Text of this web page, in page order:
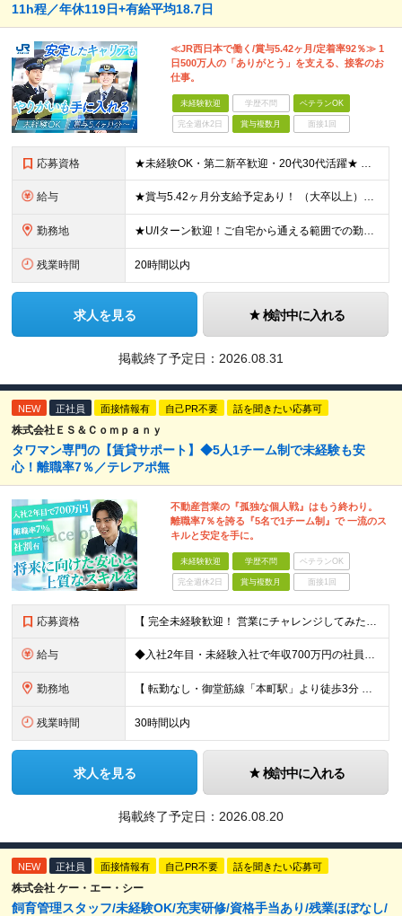
11h程／年休119日+有給平均18.7日
≪JR西日本で働く/賞与5.42ヶ月/定着率92％≫ 1
日500万人の「ありがとう」を支える、接客のお
仕事。
未経験歓迎 学歴不問 ベテランOK
完全週休2日 賞与複数月 面接1回
応募資格 ★未経験OK・第二新卒歓迎・20代30代活躍★ ☆高卒以上 ☆社会人経験（就労経験）がある方 業界・ポジション・年数は不問です！ 「誰もが知る大手企業で働きたい」 「1人より、チームで仕事がした
給与 ★賞与5.42ヶ月分支給予定あり！ （大卒以上）月給24万1,692円～39万5,780円＋各種手当＋賞与2回 （高卒以上）月給22万2,662円～39万5,780円＋各種手当＋賞与2回 ※上記は
勤務地 ★U/Iターン歓迎！ご自宅から通える範囲での勤務となります ★JR西日本本社（大阪市北区）または、当社事業エリア内（北陸から北九州まで）の各支社で勤務 ※関西に本社あり※ 〈近畿エリア〉 三重県（
残業時間 20時間以内
求人を見る 検討中に入れる
掲載終了予定日： 2026.08.31
NEW 正社員 面接情報有 自己PR不要 話を聞きたい応募可
株式会社ＥＳ＆Ｃｏｍｐａｎｙ
タワマン専門の【賃貸サポート】◆5人1チーム制で未経験も安
心！離職率7％／テレアポ無
不動産営業の『孤独な個人戦』はもう終わり。
離職率7％を誇る『5名で1チーム制』で 一流のス
キルと安定を手に。
未経験歓迎 学歴不問 ベテランOK
完全週休2日 賞与複数月 面接1回
応募資格 【 完全未経験歓迎！ 営業にチャレンジしてみたい方歓迎 】 ◆学歴・経歴不問 ◆第二新卒歓迎 ◆人物重視の採用です！ ▼こんな方はぜひご応募ください ◎誠実な姿勢を持った方 ◎素直な方 ◎思いやり
給与 ◆入社2年目・未経験入社で年収700万円の社員も 月給：25万円～30万円＋賞与（年2回）＋インセンティブ(平均：月25万～70万)＋随時昇給 ※経験・スキルを考慮して決定いたします ※上記には固
勤務地 【 転勤なし・御堂筋線「本町駅」より徒歩3分 】 ■本社： 大阪府大阪市中央区淡路町3丁目6-3 御堂筋MTRビル1階 ≪アクセスの良さ抜群！≫ ★大阪の2大主要駅「淀屋橋」「本町」の ちょうど中
残業時間 30時間以内
求人を見る 検討中に入れる
掲載終了予定日： 2026.08.20
NEW 正社員 面接情報有 自己PR不要 話を聞きたい応募可
株式会社 ケー・エー・シー
飼育管理スタッフ/未経験OK/充実研修/資格手当あり/残業ほぼなし/